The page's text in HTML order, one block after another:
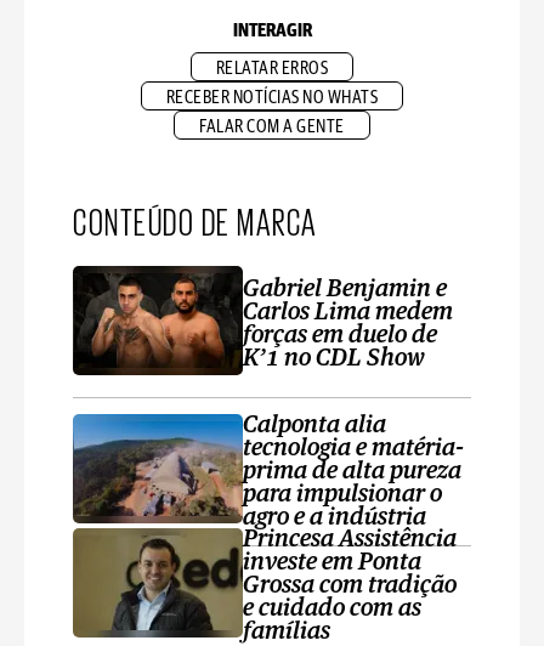
INTERAGIR
RELATAR ERROS
RECEBER NOTÍCIAS NO WHATS
FALAR COM A GENTE
CONTEÚDO DE MARCA
Gabriel Benjamin e
Carlos Lima medem
forças em duelo de
K’1 no CDL Show
Calponta alia
tecnologia e matéria-
prima de alta pureza
para impulsionar o
agro e a indústria
Princesa Assistência
investe em Ponta
Grossa com tradição
e cuidado com as
famílias